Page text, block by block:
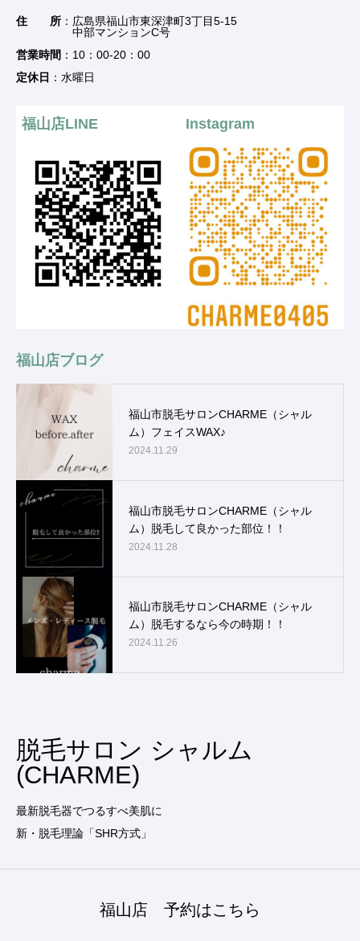
住 所 ：広島県福山市東深津町3丁目5-15
中部マンションC号
営業時間 ：10：00-20：00
定休日 ：水曜日
福山店LINE Instagram
福山店ブログ
福山市脱毛サロンCHARME（シャル
ム）フェイスWAX♪
2024.11.29
福山市脱毛サロンCHARME（シャル
ム）脱毛して良かった部位！！
2024.11.28
福山市脱毛サロンCHARME（シャル
ム）脱毛するなら今の時期！！
2024.11.26
脱毛サロン シャルム
(CHARME)
最新脱毛器でつるすべ美肌に
新・脱毛理論「SHR方式」
福山店 予約はこちら